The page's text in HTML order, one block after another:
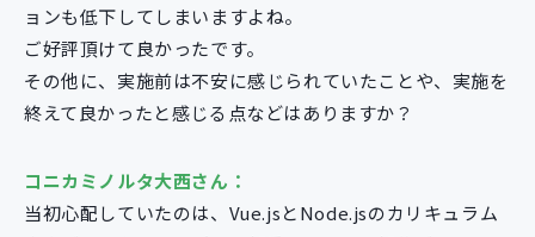
ョンも低下してしまいますよね。
ご好評頂けて良かったです。
その他に、実施前は不安に感じられていたことや、実施を
終えて良かったと感じる点などはありますか？
コニカミノルタ大西さん：
当初心配していたのは、Vue.jsとNode.jsのカリキュラム